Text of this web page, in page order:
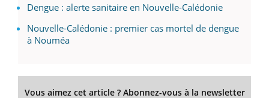
Dengue : alerte sanitaire en Nouvelle-Calédonie
Nouvelle-Calédonie : premier cas mortel de dengue
à Nouméa
Vous aimez cet article ? Abonnez-vous à la newsletter